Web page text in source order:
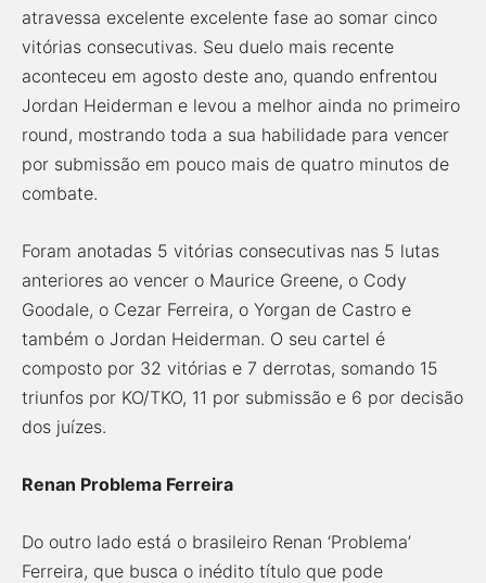
atravessa excelente excelente fase ao somar cinco
vitórias consecutivas. Seu duelo mais recente
aconteceu em agosto deste ano, quando enfrentou
Jordan Heiderman e levou a melhor ainda no primeiro
round, mostrando toda a sua habilidade para vencer
por submissão em pouco mais de quatro minutos de
combate.
Foram anotadas 5 vitórias consecutivas nas 5 lutas
anteriores ao vencer o Maurice Greene, o Cody
Goodale, o Cezar Ferreira, o Yorgan de Castro e
também o Jordan Heiderman. O seu cartel é
composto por 32 vitórias e 7 derrotas, somando 15
triunfos por KO/TKO, 11 por submissão e 6 por decisão
dos juízes.
Renan Problema Ferreira
Do outro lado está o brasileiro Renan ‘Problema’
Ferreira, que busca o inédito título que pode